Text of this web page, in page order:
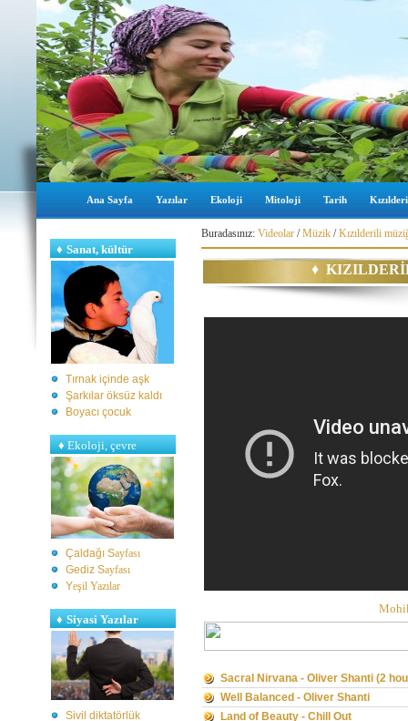
Ana Sayfa Yazılar Ekoloji Mitoloji Tarih
♦ Sanat, kültür
Tırnak içinde aşk
Şarkılar öksüz kaldı
Boyacı çocuk
♦Ekoloji, çevre
Çaldağı Sayfası
Gediz Sayfası
Yeşil Yazılar
♦ Siyasi Yazılar
Sivil diktatörlük
Buradasınız: Videolar /Müzik /Kızılderili
♦
Sacral Nirvana - Oliver Shanti (2
Well Balanced - Oliver Shanti
Land of Beauty - Chill Out